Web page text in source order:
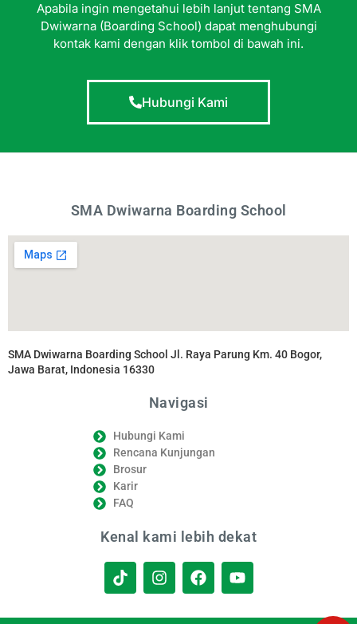
Apabila ingin mengetahui lebih lanjut tentang SMA
Dwiwarna (Boarding School) dapat menghubungi
kontak kami dengan klik tombol di bawah ini.
Hubungi Kami
SMA Dwiwarna Boarding School
SMA Dwiwarna Boarding School Jl. Raya Parung Km. 40 Bogor,
Jawa Barat, Indonesia 16330
Navigasi
Hubungi Kami
Rencana Kunjungan
Brosur
Karir
FAQ
Kenal kami lebih dekat